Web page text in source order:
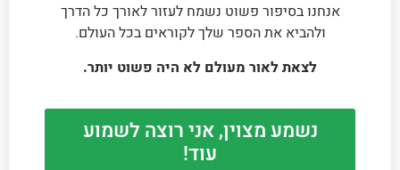
אנחנו בסיפור פשוט נשמח לעזור לאורך כל הדרך
ולהביא את הספר שלך לקוראים בכל העולם.
לצאת לאור מעולם לא היה פשוט יותר.
נשמע מצוין, אני רוצה לשמוע
עוד!